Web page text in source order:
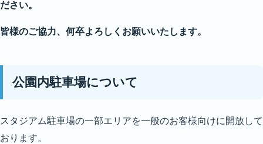
ださい。
皆様のご協力、何卒よろしくお願いいたします。
公園内駐車場について
スタジアム駐車場の一部エリアを一般のお客様向けに開放して
おります。